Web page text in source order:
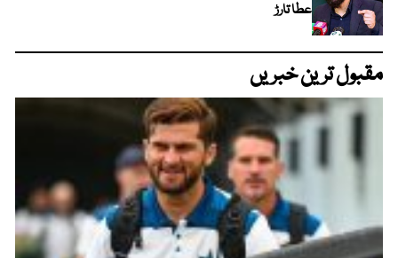
عطا تارڑ
مقبول ترین خبریں